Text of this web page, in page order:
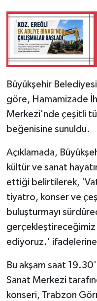
Büyükşehir
göre, Hamamizade
Merkezi'nde çeşitli
beğenisine sunuldu.
Açıklamada,
kültür ve sanat
ettiği belirtilerek,
tiyatro, konser ve
buluşturmayı
ediyoruz.'
Bu akşam saat
Sanat Merkezi
konseri, Trabzon